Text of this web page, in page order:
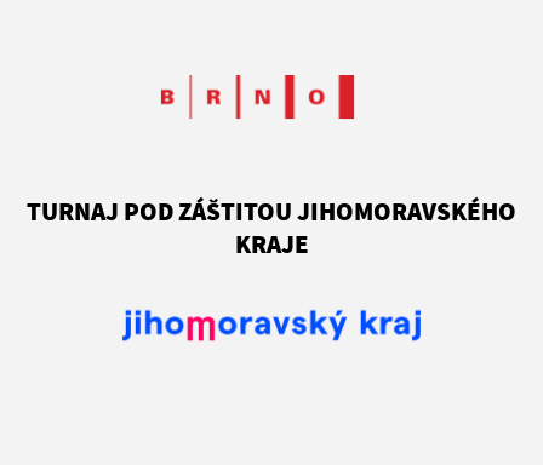
TURNAJ POD ZÁŠTITOU JIHOMORAVSKÉHO
KRAJE